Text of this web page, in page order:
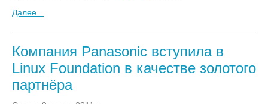
Далее...
Компания Panasonic вступила в
Linux Foundation в качестве золотого
партнёра